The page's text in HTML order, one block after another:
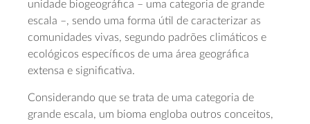
unidade biogeográfica – uma categoria de grande
escala –, sendo uma forma útil de caracterizar as
comunidades vivas, segundo padrões climáticos e
ecológicos específicos de uma área geográfica
extensa e significativa.
Considerando que se trata de uma categoria de
grande escala, um bioma engloba outros conceitos,